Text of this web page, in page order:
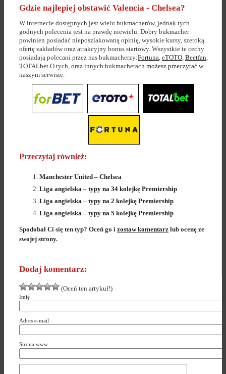
Gdzie najlepiej obstawić Valencia - Chelsea?
W internecie dostępnych jest wielu bukmacherów, jednak tych
godnych polecenia jest na prawdę niewielu. Dobry bukmacher
powinien posiadać nieposzlakowaną opinię, wysokie kursy, szeroką
ofertę zakładów oraz atrakcyjny bonus startowy. Wszystkie te cechy
posiadają polecani przez nas bukmacherzy:Fortuna, eTOTO, Beetfan,
TOTALbet.O tych, oraz innych bukmacherach możesz przeczytać w
naszym serwisie.
Przeczytaj również:
Manchester United – Chelsea
Liga angielska – typy na 34 kolejkę Premiership
Liga angielska – typy na 2 kolejkę Premiership
Liga angielska – typy na 5 kolejkę Premiership
Spodobał Ci się ten typ? Oceń go i zostaw komentarz lub ocenę ze
swojej strony.
Dodaj komentarz:
(Oceń ten artykuł!)
Imię
Adres e-mail
Strona www